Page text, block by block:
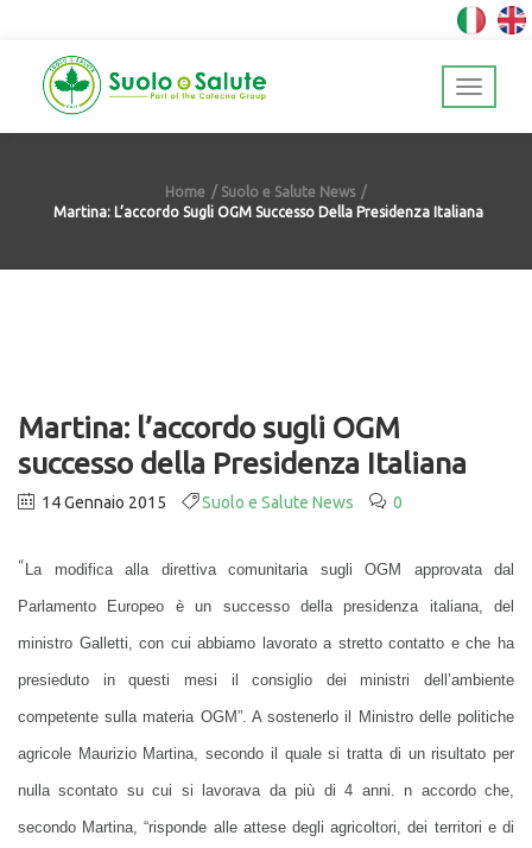
Home
Suolo e Salute News
Martina: L’accordo Sugli OGM Successo Della Presidenza Italiana
Martina: l’accordo sugli OGM
successo della Presidenza Italiana
14 Gennaio 2015 Suolo e Salute News 0
“ La modifica alla direttiva comunitaria sugli OGM approvata dal
Parlamento Europeo è un successo della presidenza italiana, del
ministro Galletti, con cui abbiamo lavorato a stretto contatto e che ha
presieduto in questi mesi il consiglio dei ministri dell’ambiente
competente sulla materia OGM”. A sostenerlo il Ministro delle politiche
agricole Maurizio Martina, secondo il quale si tratta di un risultato per
nulla scontato su cui si lavorava da più di 4 anni. n accordo che,
secondo Martina, “risponde alle attese degli agricoltori, dei territori e di